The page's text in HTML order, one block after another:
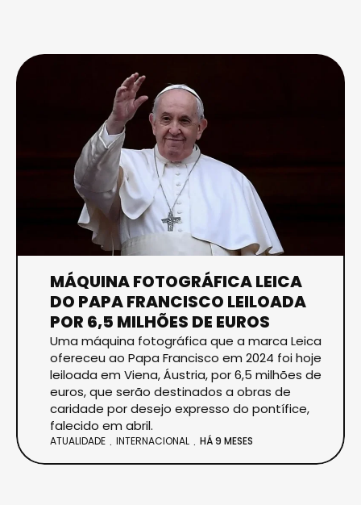
MÁQUINA FOTOGRÁFICA LEICA
DO PAPA FRANCISCO LEILOADA
POR 6,5 MILHÕES DE EUROS
Uma máquina fotográfica que a marca Leica
ofereceu ao Papa Francisco em 2024 foi hoje
leiloada em Viena, Áustria, por 6,5 milhões de
euros, que serão destinados a obras de
caridade por desejo expresso do pontífice,
falecido em abril.
ATUALIDADE INTERNACIONAL HÁ 9 MESES